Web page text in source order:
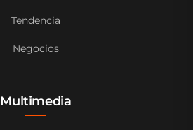
Tendencia
Negocios
Multimedia